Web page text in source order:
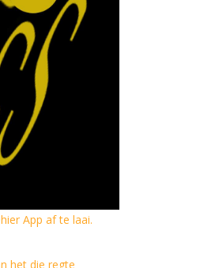
App af te laai.
het die regte